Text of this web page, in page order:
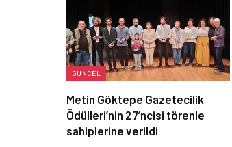
GÜNCEL
Metin Göktepe Gazetecilik
Ödülleri’nin 27’ncisi törenle
sahiplerine verildi